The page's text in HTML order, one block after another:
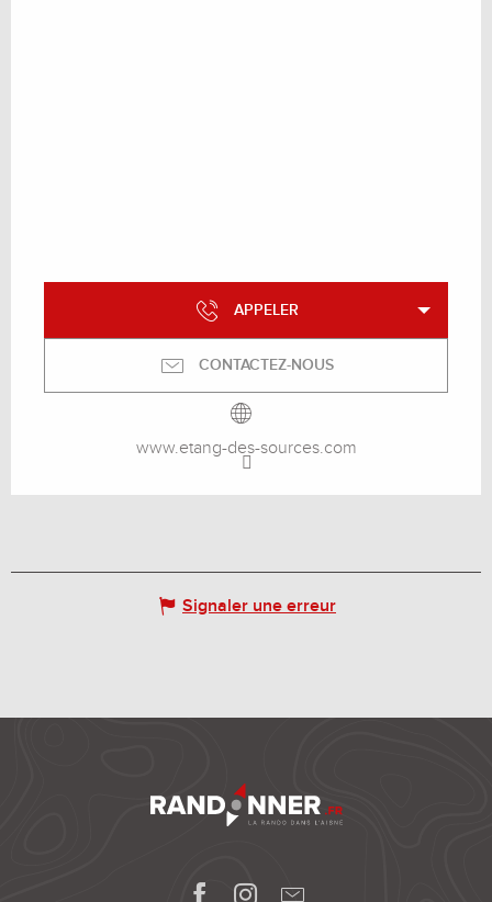
APPELER
CONTACTEZ-NOUS
www.etang-des-sources.com
Signaler une erreur